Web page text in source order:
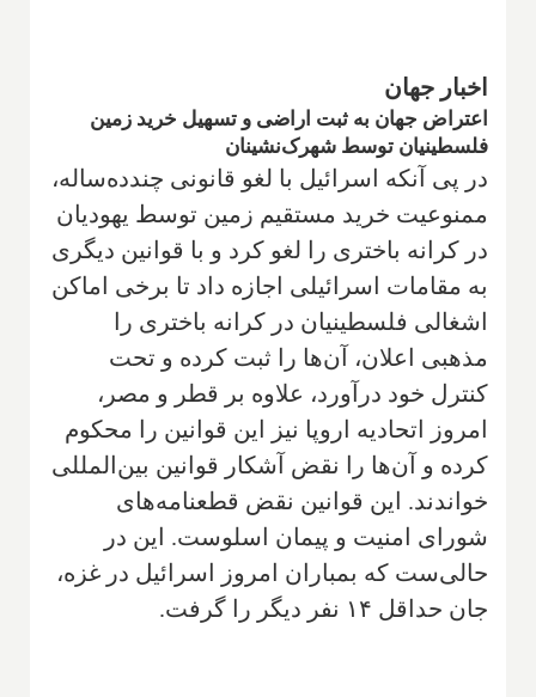
اخبار جهان
اعتراض جهان به ثبت اراضی و تسهیل خرید زمین
فلسطینیان توسط شهرک‌نشینان
در پی آنکه اسرائیل با لغو قانونی چندده‌ساله،
ممنوعیت خرید مستقیم زمین توسط یهودیان
در کرانه باختری را لغو کرد و با قوانین دیگری
به مقامات اسرائیلی اجازه داد تا برخی اماکن
اشغالی فلسطینیان در کرانه باختری را
مذهبی اعلان، آن‌ها را ثبت کرده و تحت
کنترل خود درآورد، علاوه بر قطر و مصر،
امروز اتحادیه اروپا نیز این قوانین را محکوم
کرده و آن‌ها را نقض آشکار قوانین بین‌المللی
خواندند. این قوانین نقض قطعنامه‌های
شورای امنیت و پیمان اسلوست. این در
حالی‌ست که بمباران امروز اسرائیل در غزه،
جان حداقل ۱۴ نفر دیگر را گرفت.